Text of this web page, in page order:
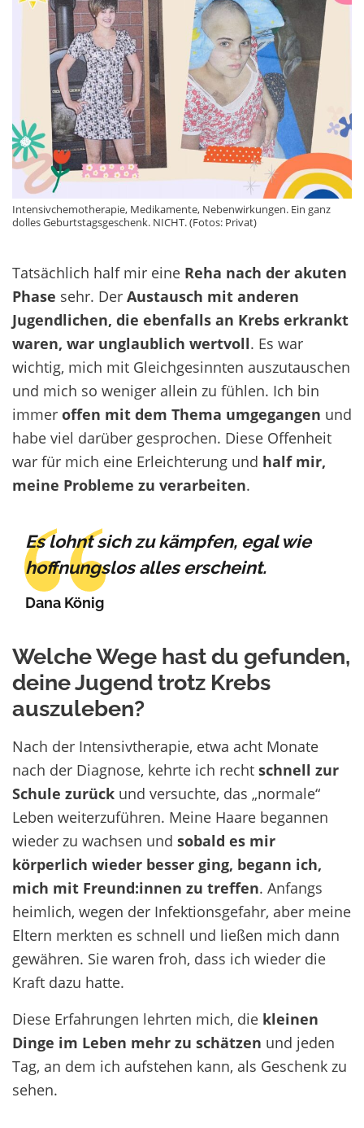
Intensivchemotherapie, Medikamente, Nebenwirkungen. Ein ganz
dolles Geburtstagsgeschenk. NICHT. (Fotos: Privat)
Tatsächlich half mir eine Reha nach der akuten
Phase sehr. Der Austausch mit anderen
Jugendlichen, die ebenfalls an Krebs erkrankt
waren, war unglaublich wertvoll. Es war
wichtig, mich mit Gleichgesinnten auszutauschen
und mich so weniger allein zu fühlen. Ich bin
immer offen mit dem Thema umgegangen und
habe viel darüber gesprochen. Diese Offenheit
war für mich eine Erleichterung und half mir,
meine Probleme zu verarbeiten.
Es lohnt sich zu kämpfen, egal wie
hoffnungslos alles erscheint.
Dana König
Welche Wege hast du gefunden,
deine Jugend trotz Krebs
auszuleben?
Nach der Intensivtherapie, etwa acht Monate
nach der Diagnose, kehrte ich recht schnell zur
Schule zurück und versuchte, das „normale“
Leben weiterzuführen. Meine Haare begannen
wieder zu wachsen und sobald es mir
körperlich wieder besser ging, begann ich,
mich mit Freund:innen zu treffen. Anfangs
heimlich, wegen der Infektionsgefahr, aber meine
Eltern merkten es schnell und ließen mich dann
gewähren. Sie waren froh, dass ich wieder die
Kraft dazu hatte.
Diese Erfahrungen lehrten mich, die kleinen
Dinge im Leben mehr zu schätzen und jeden
Tag, an dem ich aufstehen kann, als Geschenk zu
sehen.